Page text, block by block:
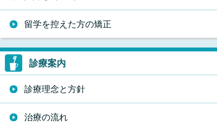
留学を控えた方の矯正
診療案内
診療理念と方針
治療の流れ